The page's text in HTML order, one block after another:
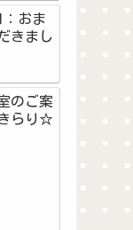
おま
きまし
のご案
らり☆